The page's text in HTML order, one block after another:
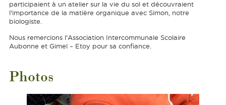
participaient à un atelier sur la vie du sol et découvraient
l'importance de la matière organique avec Simon, notre
biologiste.
Nous remercions l'Association Intercommunale Scolaire
Aubonne et Gimel – Etoy pour sa confiance.
Photos